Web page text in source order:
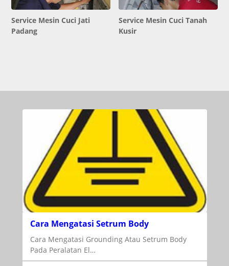
Service Mesin Cuci Jati
Padang
Service Mesin Cuci Tanah
Kusir
Cara Mengatasi Setrum Body
Cara Mengatasi Grounding Atau Setrum Body
Pada Peralatan El…